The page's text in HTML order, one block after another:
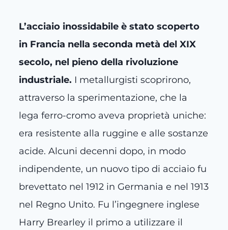
L’acciaio inossidabile è stato scoperto
in Francia nella seconda metà del XIX
secolo, nel pieno della rivoluzione
industriale. I metallurgisti scoprirono,
attraverso la sperimentazione, che la
lega ferro-cromo aveva proprietà uniche:
era resistente alla ruggine e alle sostanze
acide. Alcuni decenni dopo, in modo
indipendente, un nuovo tipo di acciaio fu
brevettato nel 1912 in Germania e nel 1913
nel Regno Unito. Fu l’ingegnere inglese
Harry Brearley il primo a utilizzare il